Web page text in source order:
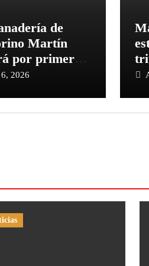
de
Martín
por primera
la Plaza de
2026